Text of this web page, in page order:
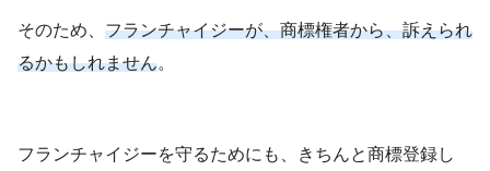
そのため、 フランチャイジーが、商標権者から、訴えられ
るかもしれません。
フランチャイジーを守るためにも、きちんと商標登録し